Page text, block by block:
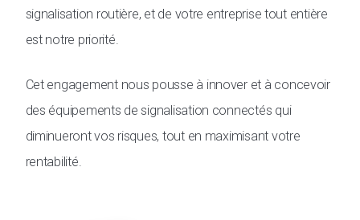
signalisation routière, et de votre entreprise tout entière
est notre priorité.
Cet engagement nous pousse à innover et à concevoir
des équipements de signalisation connectés qui
diminueront vos risques, tout en maximisant votre
rentabilité.